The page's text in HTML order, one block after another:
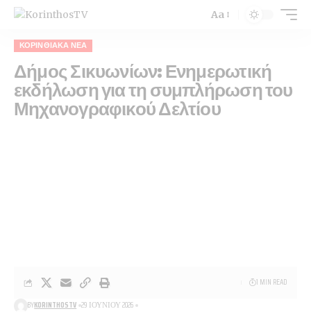
Aa
ΚΟΡΙΝΘΙΑΚΆ ΝΈΑ
Δήμος Σικυωνίων: Ενημερωτική
εκδήλωση για τη συμπλήρωση του
Μηχανογραφικού Δελτίου
BYKORINTHOSTV 29 ΙΟΥΝΊΟΥ 2026
1 MIN READ